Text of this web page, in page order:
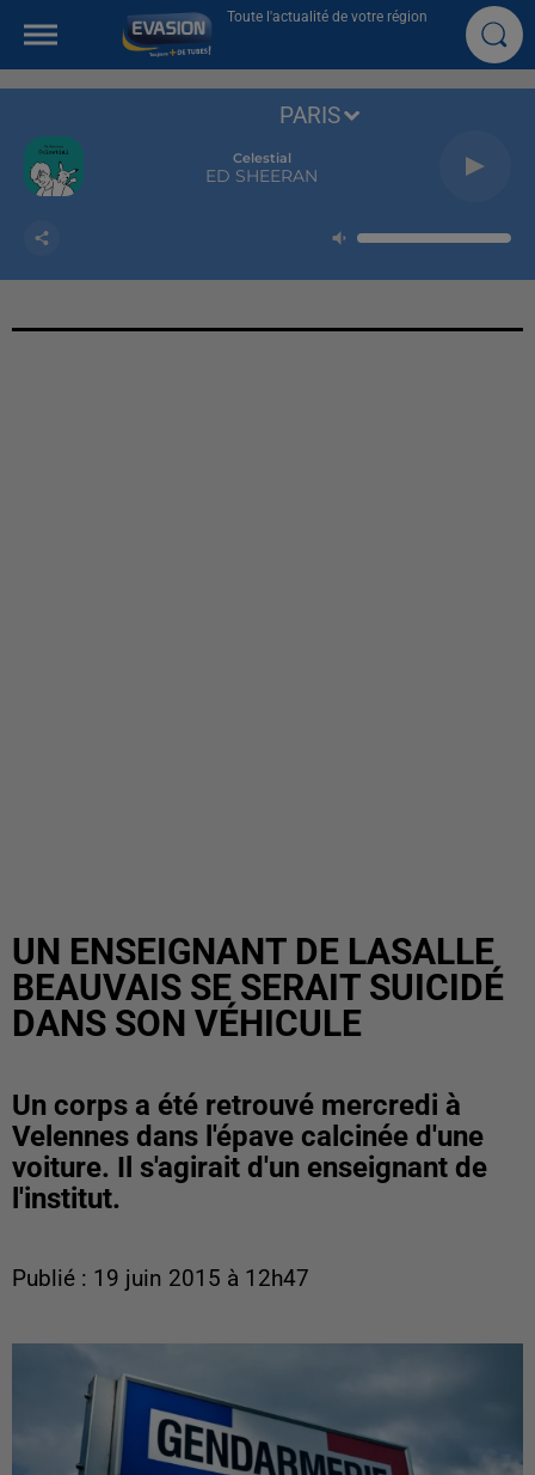
Toute l'actualité de votre région
Celestial
ED SHEERAN
PARIS
UN ENSEIGNANT DE LASALLE
BEAUVAIS SE SERAIT SUICIDÉ
DANS SON VÉHICULE
Un corps a été retrouvé mercredi à
Velennes dans l'épave calcinée d'une
voiture. Il s'agirait d'un enseignant de
l'institut.
Publié : 19 juin 2015 à 12h47